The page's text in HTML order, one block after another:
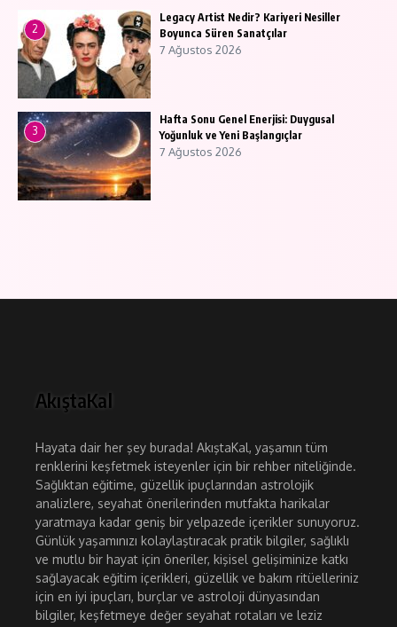
2
Legacy Artist Nedir? Kariyeri Nesiller
Boyunca Süren Sanatçılar
7 Ağustos 2026
3
Hafta Sonu Genel Enerjisi: Duygusal
Yoğunluk ve Yeni Başlangıçlar
7 Ağustos 2026
AkıştaKal
Hayata dair her şey burada! AkıştaKal, yaşamın tüm
renklerini keşfetmek isteyenler için bir rehber niteliğinde.
Sağlıktan eğitime, güzellik ipuçlarından astrolojik
analizlere, seyahat önerilerinden mutfakta harikalar
yaratmaya kadar geniş bir yelpazede içerikler sunuyoruz.
Günlük yaşamınızı kolaylaştıracak pratik bilgiler, sağlıklı
ve mutlu bir hayat için öneriler, kişisel gelişiminize katkı
sağlayacak eğitim içerikleri, güzellik ve bakım ritüelleriniz
için en iyi ipuçları, burçlar ve astroloji dünyasından
bilgiler, keşfetmeye değer seyahat rotaları ve leziz